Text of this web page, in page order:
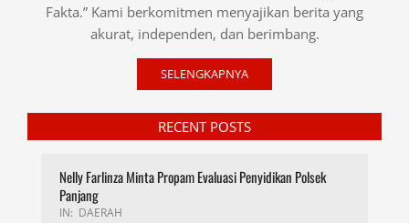
Fakta.” Kami berkomitmen menyajikan berita yang
akurat, independen, dan berimbang.
SELENGKAPNYA
RECENT POSTS
Nelly Farlinza Minta Propam Evaluasi Penyidikan Polsek
Panjang
IN: DAERAH